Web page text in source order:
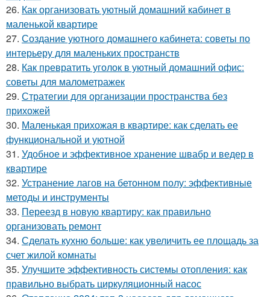
26. Как организовать уютный домашний кабинет в
маленькой квартире
27. Создание уютного домашнего кабинета: советы по
интерьеру для маленьких пространств
28. Как превратить уголок в уютный домашний офис:
советы для малометражек
29. Стратегии для организации пространства без
прихожей
30. Маленькая прихожая в квартире: как сделать ее
функциональной и уютной
31. Удобное и эффективное хранение швабр и ведер в
квартире
32. Устранение лагов на бетонном полу: эффективные
методы и инструменты
33. Переезд в новую квартиру: как правильно
организовать ремонт
34. Сделать кухню больше: как увеличить ее площадь за
счет жилой комнаты
35. Улучшите эффективность системы отопления: как
правильно выбрать циркуляционный насос